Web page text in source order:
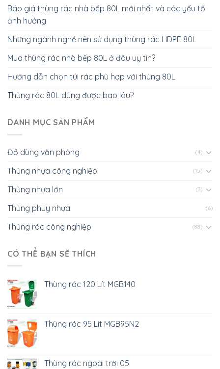
Báo giá thùng rác nhà bếp 80L mới nhất và các yếu tố
ảnh hưởng
Những ngành nghề nên sử dụng thùng rác HDPE 80L
Mua thùng rác nhà bếp 80L ở đâu uy tín?
Hướng dẫn chọn túi rác phù hợp với thùng 80L
Thùng rác 80L dùng được bao lâu?
DANH MỤC SẢN PHẨM
Đồ dùng văn phòng (4)
Thùng nhựa công nghiệp (15)
Thùng nhựa lớn (3)
Thùng phuy nhựa (6)
Thùng rác công nghiệp (88)
CÓ THỂ BẠN SẼ THÍCH
Thùng rác 120 Lít MGB140
Thùng rác 95 Lít MGB95N2
Thùng rác ngoài trời 05